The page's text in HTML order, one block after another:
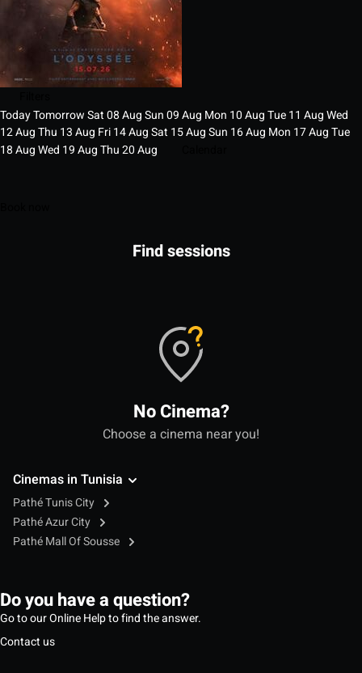
TodayTomorrowSat08AugSun09Aug Mon 10AugTue11 AugWed
12AugThu 13Aug Fri14AugSat 15AugSun 16Aug Mon 17AugTue
18AugWed 19AugThu20Aug
Find sessions
No Cinema?
Choose a cinema near you!
Cinemas in Tunisia
Pathé Tunis City
Pathé Azur City
Pathé Mall Of Sousse
Do you have a question?
Go to our Online Help to find the answer.
Contact us